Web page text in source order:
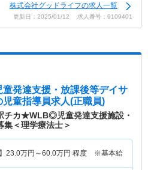
株式会社グッドライフの求人一覧
更新日：2025/01/12 求人番号：9109401
発達支援・放課後等デイサ
児童指導員求人(正職員)
チカ★WLB◎児童発達支援施設・
集＜理学療法士＞
23.0万円～60.0万円 程度 ※基本給